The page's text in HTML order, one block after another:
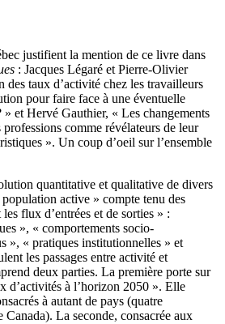
justifient la mention de ce livre dans
: Jacques Légaré et Pierre-Olivier
des taux d’activité chez les travailleurs
pour faire face à une éventuelle
» et Hervé Gauthier, « Les changements
comme révélateurs de leur
». Un coup d’oeil sur l’ensemble
quantitative et qualitative de divers
active » compte tenu des
flux d’entrées et de sorties » :
», « comportements socio-
», « pratiques institutionnelles » et
les passages entre activité et
deux parties. La première porte sur
d’activités à l’horizon 2050 ». Elle
à autant de pays (quatre
Canada). La seconde, consacrée aux